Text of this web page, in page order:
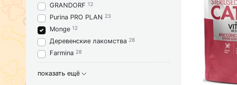
GRANDORF 12
Purina PRO PLAN 23
Monge 12
Деревенские лакомства 28
Farmina 28
показать ещё